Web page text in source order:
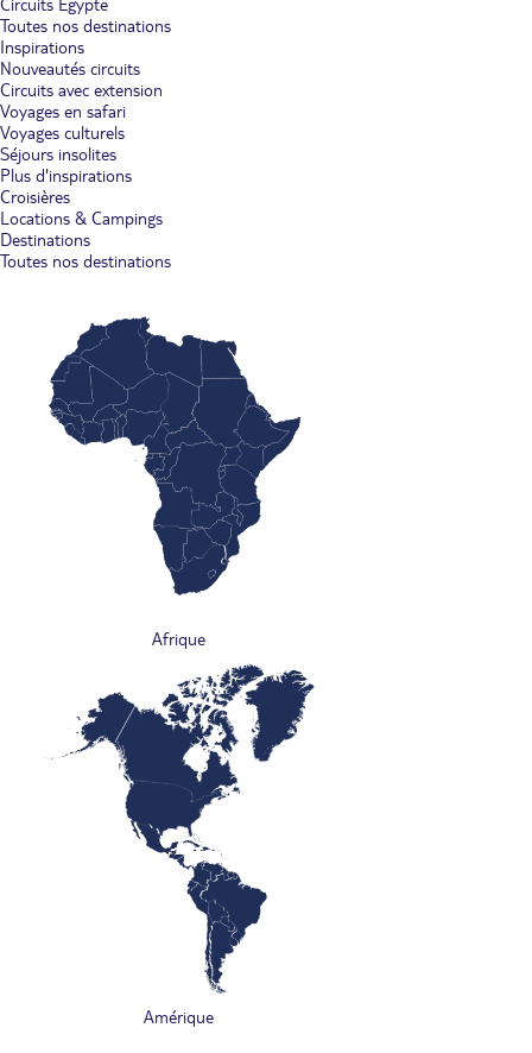
Circuits Egypte
Toutes nos destinations
Inspirations
Nouveautés circuits
Circuits avec extension
Voyages en safari
Voyages culturels
Séjours insolites
Plus d'inspirations
Croisières
Locations & Campings
Destinations
Toutes nos destinations
Afrique
Amérique